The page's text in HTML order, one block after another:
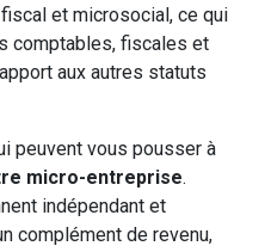
et microsocial, ce qui
comptables, fiscales et
aux autres statuts
peuvent vous pousser à
micro-entreprise.
indépendant et
complément de revenu,